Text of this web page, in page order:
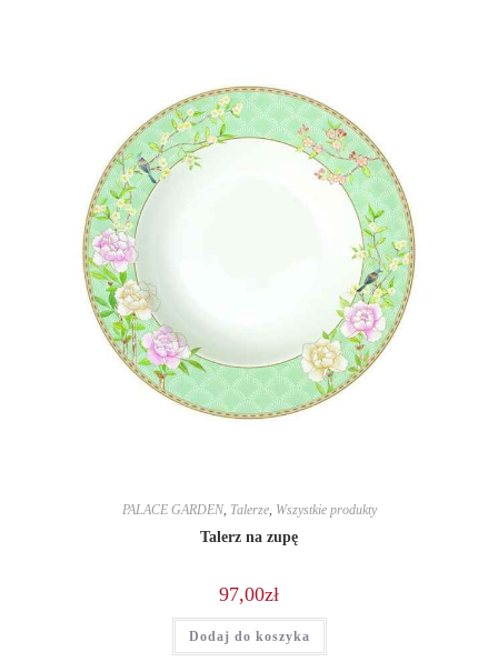
PALACE GARDEN, Talerze, Wszystkie produkty
Talerz na zupę
97,00zł
Dodaj do koszyka